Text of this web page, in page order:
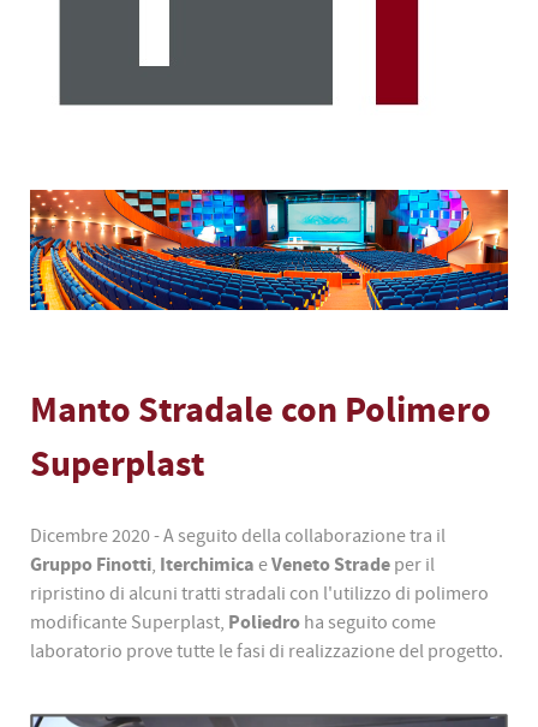
Manto Stradale con Polimero
Superplast
Dicembre 2020 - A seguito della collaborazione tra il
Gruppo Finotti, Iterchimica eVeneto Strade per il
ripristino di alcuni tratti stradali con l'utilizzo di polimero
modificante Superplast, Poliedro ha seguito come
laboratorio prove tutte le fasi di realizzazione del progetto.